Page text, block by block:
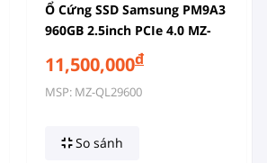
Ổ Cứng SSD Samsung PM9A3
960GB 2.5inch PCIe 4.0 MZ-
QL29600 (MZQL2960HCJR)
11,500,000đ
MSP: MZ-QL29600
So sánh